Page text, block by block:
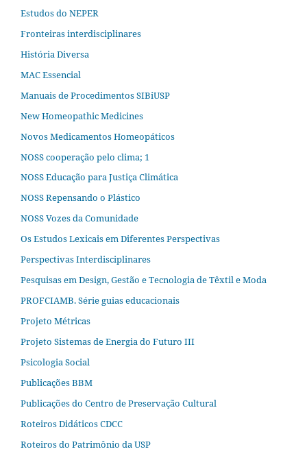
Estudos do NEPER
Fronteiras interdisciplinares
História Diversa
MAC Essencial
Manuais de Procedimentos SIBiUSP
New Homeopathic Medicines
Novos Medicamentos Homeopáticos
NOSS cooperação pelo clima; 1
NOSS Educação para Justiça Climática
NOSS Repensando o Plástico
NOSS Vozes da Comunidade
Os Estudos Lexicais em Diferentes Perspectivas
Perspectivas Interdisciplinares
Pesquisas em Design, Gestão e Tecnologia de Têxtil e Moda
PROFCIAMB. Série guias educacionais
Projeto Métricas
Projeto Sistemas de Energia do Futuro III
Psicologia Social
Publicações BBM
Publicações do Centro de Preservação Cultural
Roteiros Didáticos CDCC
Roteiros do Patrimônio da USP